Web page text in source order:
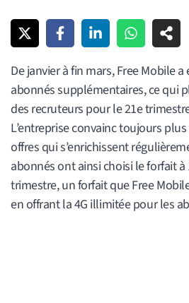
De janvier à fin mars, Free Mobile
abonnés supplémentaires, ce qui
des recruteurs pour le 21e
L’entreprise convainc toujours
offres qui s’enrichissent
abonnés ont ainsi choisi le forfait
trimestre, un forfait que Free
en offrant la 4G illimitée pour les